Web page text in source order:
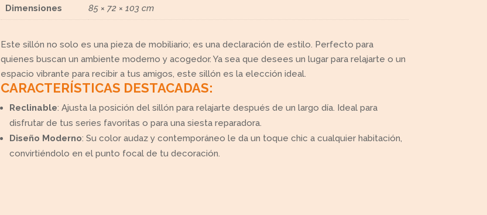
Dimensiones 85 × 72 × 103 cm
Este sillón no solo es una pieza de mobiliario; es una declaración de estilo. Perfecto para
quienes buscan un ambiente moderno y acogedor. Ya sea que desees un lugar para relajarte o un
espacio vibrante para recibir a tus amigos, este sillón es la elección ideal.
CARACTERÍSTICAS DESTACADAS:
Reclinable: Ajusta la posición del sillón para relajarte después de un largo día. Ideal para
disfrutar de tus series favoritas o para una siesta reparadora.
Diseño Moderno: Su color audaz y contemporáneo le da un toque chic a cualquier habitación,
convirtiéndolo en el punto focal de tu decoración.